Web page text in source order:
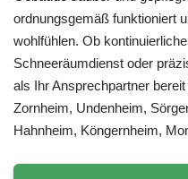
ordnungsgemäß funktioniert
wohlfühlen. Ob
Schneeräumdienst oder
als Ihr Ansprechpartner
Zornheim, Undenheim,
Hahnheim, Köngernheim,